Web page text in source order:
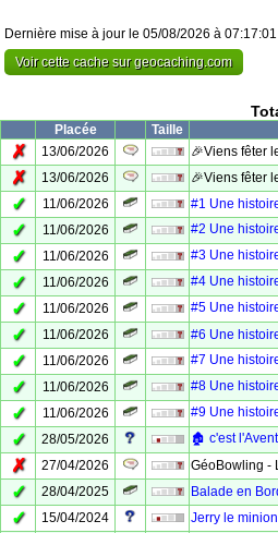
Dernière mise à jour le 05/08/2026 à 07:17:01
Voir cette cache sur geocaching.com
Placée
Taille
✗ 13/06/2026
🎉Viens fêter
✗ 13/06/2026
🎉Viens fêter
✓ 11/06/2026
#1 Une
✓ 11/06/2026
#2 Une
✓ 11/06/2026
#3 Une
✓ 11/06/2026
#4 Une
✓ 11/06/2026
#5 Une
✓ 11/06/2026
#6 Une
✓ 11/06/2026
#7 Une
✓ 11/06/2026
#8 Une
✓ 11/06/2026
#9 Une
✓ 28/05/2026
🏚️ c'est
✗ 27/04/2026
GéoBowling -
✓ 28/04/2025
Balade en
✓ 15/04/2024
Jerry le